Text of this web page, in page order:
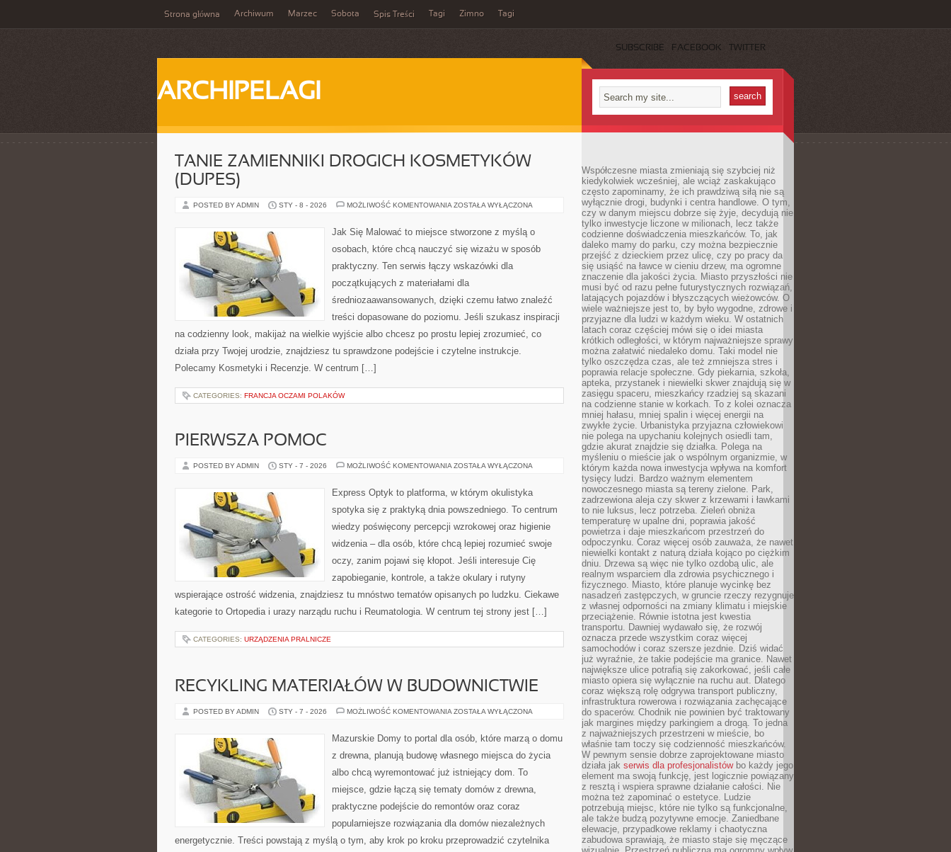
Strona główna Archiwum Marzec Sobota Spis Treści Tagi Zimno Tagi
SUBSCRIBE FACEBOOK TWITTER
ARCHIPELAGI
TANIE ZAMIENNIKI DROGICH KOSMETYKÓW
(DUPES)
POSTED BY ADMIN STY - 8 - 2026 MOŻLIWOŚĆ KOMENTOWANIA TANIE
KOSMETYKÓW
(DUPES)
ZOSTAŁA WYŁĄCZONA
Jak Się Malować to miejsce stworzone z myślą o
osobach, które chcą nauczyć się wizażu w sposób
praktyczny. Ten serwis łączy wskazówki dla
początkujących z materiałami dla
średniozaawansowanych, dzięki czemu łatwo znaleźć
treści dopasowane do poziomu. Jeśli szukasz inspiracji
na codzienny look, makijaż na wielkie wyjście albo chcesz po prostu lepiej zrozumieć, co
działa przy Twojej urodzie, znajdziesz tu sprawdzone podejście i czytelne instrukcje.
Polecamy Kosmetyki i Recenzje. W centrum […]
CATEGORIES: FRANCJA OCZAMI POLAKÓW
PIERWSZA POMOC
POSTED BY ADMIN STY - 7 - 2026 MOŻLIWOŚĆ KOMENTOWANIA PIERWSZA
ZOSTAŁA WYŁĄCZONA
Express Optyk to platforma, w którym okulistyka
spotyka się z praktyką dnia powszedniego. To centrum
wiedzy poświęcony percepcji wzrokowej oraz higienie
widzenia – dla osób, które chcą lepiej rozumieć swoje
oczy, zanim pojawi się kłopot. Jeśli interesuje Cię
zapobieganie, kontrole, a także okulary i rutyny
wspierające ostrość widzenia, znajdziesz tu mnóstwo tematów opisanych po ludzku. Ciekawe
kategorie to Ortopedia i urazy narządu ruchu i Reumatologia. W centrum tej strony jest […]
CATEGORIES: URZĄDZENIA PRALNICZE
RECYKLING MATERIAŁÓW W BUDOWNICTWIE
POSTED BY ADMIN STY - 7 - 2026 MOŻLIWOŚĆ KOMENTOWANIA RECYKLING
BUDOWNICTWIE
ZOSTAŁA WYŁĄCZONA
Mazurskie Domy to portal dla osób, które marzą o domu
z drewna, planują budowę własnego miejsca do życia
albo chcą wyremontować już istniejący dom. To
miejsce, gdzie łączą się tematy domów z drewna,
praktyczne podejście do remontów oraz coraz
popularniejsze rozwiązania dla domów niezależnych
energetycznie. Treści powstają z myślą o tym, aby krok po kroku przeprowadzić czytelnika
Współczesne miasta zmieniają się szybciej niż
kiedykolwiek wcześniej, ale wciąż zaskakująco
często zapominamy, że ich prawdziwą siłą nie są
wyłącznie drogi, budynki i centra handlowe. O tym,
czy w danym miejscu dobrze się żyje, decydują nie
tylko inwestycje liczone w milionach, lecz także
codzienne doświadczenia mieszkańców. To, jak
daleko mamy do parku, czy można bezpiecznie
przejść z dzieckiem przez ulicę, czy po pracy da
się usiąść na ławce w cieniu drzew, ma ogromne
znaczenie dla jakości życia. Miasto przyszłości nie
musi być od razu pełne futurystycznych rozwiązań,
latających pojazdów i błyszczących wieżowców. O
wiele ważniejsze jest to, by było wygodne, zdrowe i
przyjazne dla ludzi w każdym wieku. W ostatnich
latach coraz częściej mówi się o idei miasta
krótkich odległości, w którym najważniejsze sprawy
można załatwić niedaleko domu. Taki model nie
tylko oszczędza czas, ale też zmniejsza stres i
poprawia relacje społeczne. Gdy piekarnia, szkoła,
apteka, przystanek i niewielki skwer znajdują się w
zasięgu spaceru, mieszkańcy rzadziej są skazani
na codzienne stanie w korkach. To z kolei oznacza
mniej hałasu, mniej spalin i więcej energii na
zwykłe życie. Urbanistyka przyjazna człowiekowi
nie polega na upychaniu kolejnych osiedli tam,
gdzie akurat znajdzie się działka. Polega na
myśleniu o mieście jak o wspólnym organizmie, w
którym każda nowa inwestycja wpływa na komfort
tysięcy ludzi. Bardzo ważnym elementem
nowoczesnego miasta są tereny zielone. Park,
zadrzewiona aleja czy skwer z krzewami i ławkami
to nie luksus, lecz potrzeba. Zieleń obniża
temperaturę w upalne dni, poprawia jakość
powietrza i daje mieszkańcom przestrzeń do
odpoczynku. Coraz więcej osób zauważa, że nawet
niewielki kontakt z naturą działa kojąco po ciężkim
dniu. Drzewa są więc nie tylko ozdobą ulic, ale
realnym wsparciem dla zdrowia psychicznego i
fizycznego. Miasto, które planuje wycinkę bez
nasadzeń zastępczych, w gruncie rzeczy rezygnuje
z własnej odporności na zmiany klimatu i miejskie
przeciążenie. Równie istotna jest kwestia
transportu. Dawniej wydawało się, że rozwój
oznacza przede wszystkim coraz więcej
samochodów i coraz szersze jezdnie. Dziś widać
już wyraźnie, że takie podejście ma granice. Nawet
największe ulice potrafią się zakorkować, jeśli całe
miasto opiera się wyłącznie na ruchu aut. Dlatego
coraz większą rolę odgrywa transport publiczny,
infrastruktura rowerowa i rozwiązania zachęcające
do spacerów. Chodnik nie powinien być traktowany
jak margines między parkingiem a drogą. To jedna
z najważniejszych przestrzeni w mieście, bo
właśnie tam toczy się codzienność mieszkańców.
W pewnym sensie dobrze zaprojektowane miasto
działa jak serwis dla profesjonalistówbo każdy jego
element ma swoją funkcję, jest logicznie powiązany
z resztą i wspiera sprawne działanie całości. Nie
można też zapominać o estetyce. Ludzie
potrzebują miejsc, które nie tylko są funkcjonalne,
ale także budzą pozytywne emocje. Zaniedbane
elewacje, przypadkowe reklamy i chaotyczna
zabudowa sprawiają, że miasto staje się męczące